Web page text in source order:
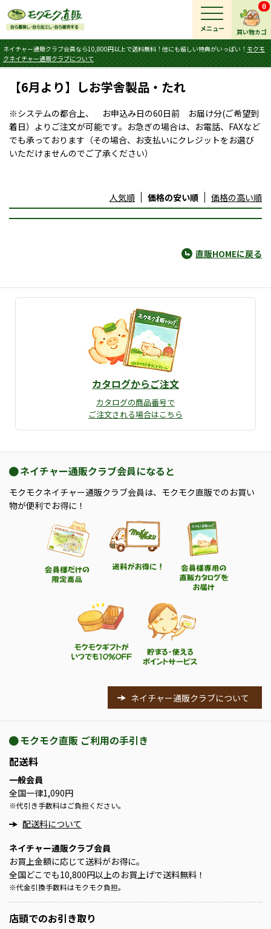
買い物カゴ
0
ネイチャー通販クラブ会員なら10,800円以上で送料無料！他にも嬉しい特典がいっぱい！ モクモ
クネイチャー通販クラブについて
メニュー
【6月より】しお学舎製品・たれ
※システムの都合上、 お申込み日の60日前 お届け分(ご希望到
着日）よりご注文が可能です。お急ぎの場合は、お電話、FAXなど
でも承っております（その場合、お支払いにクレジットをお選び
いただけませんのでご了承ください）
人気順 価格の安い順 価格の高い順
直販HOMEに戻る
カタログからご注文
カタログの商品番号で
ご注文される場合はこちら
ネイチャー通販クラブ会員になると
モクモクネイチャー通販クラブ会員は、モクモク直販でのお買い
物が便利でお得に！
ネイチャー通販クラブについて
モクモク直販 ご利用の手引き
配送料
一般会員
全国一律1,090円
※代引き手数料はご負担ください。
配送料について
ネイチャー通販クラブ会員
お買上金額に応じて送料がお得に。
全国どこでも10,800円以上のお買上げで送料無料！
※代金引換手数料はモクモク負担。
店頭でのお引き取り